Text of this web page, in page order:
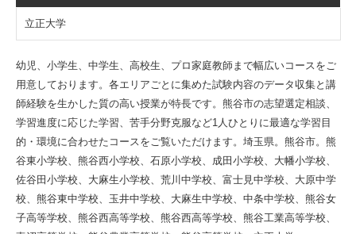
立正大学
幼児、小学生、中学生、高校生、プロ家庭教師まで幅広いコースをご
用意しております。各エリアごとに集めた試験内容のデータ収集と講
師経験を生かした質の高い授業が特長です。熊谷市の志望選定相談、
学習進度に応じた学習、苦手分野克服など1人ひとりに最適な学習目
的・環境に合わせたコースをご覧いただけます。埼玉県。熊谷市。熊
谷東小学校、熊谷西小学校、石原小学校、成田小学校、大幡小学校、
佐谷田小学校、大麻生小学校、荒川中学校、富士見中学校、大原中学
校、熊谷東中学校、玉井中学校、大麻生中学校、中条中学校、熊谷女
子高等学校、熊谷西高等学校、熊谷西高等学校、熊谷工業高等学校、